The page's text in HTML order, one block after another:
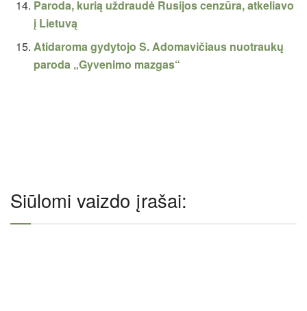
Paroda, kurią uždraudė Rusijos cenzūra, atkeliavo
į Lietuvą
Atidaroma gydytojo S. Adomavičiaus nuotraukų
paroda „Gyvenimo mazgas“
Siūlomi vaizdo įrašai: